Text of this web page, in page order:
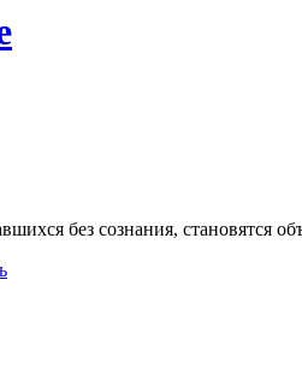
без сознания, становятся